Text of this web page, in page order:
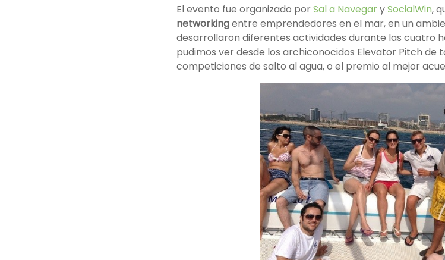
El evento fue organizado porSal a NavegarySocialWin,
networkingentre emprendedores en el mar, en un
desarrollaron diferentes actividades durante las cuatro
pudimos ver desde los archiconocidos Elevator Pitch de
competiciones de salto al agua, o el premio al mejor